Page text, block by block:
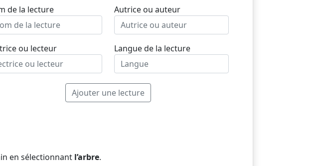
de la lecture Autrice ou auteur
ou lecteur Langue de la lecture
Ajouter une lecture
en sélectionnant l’arbre.